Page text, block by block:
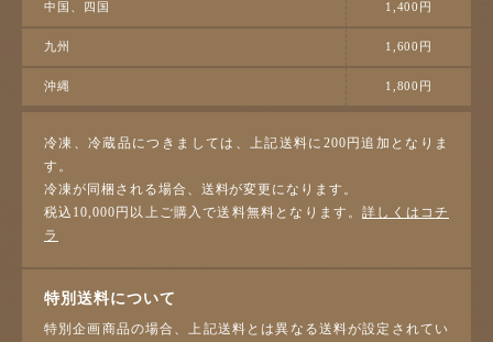
中国、四国 1,400円
九州 1,600円
沖縄 1,800円
冷凍、冷蔵品につきましては、上記送料に200円追加となりま
す。
冷凍が同梱される場合、送料が変更になります。
税込10,000円以上ご購入で送料無料となります。詳しくはコチ
ラ
特別送料について
特別企画商品の場合、上記送料とは異なる送料が設定されてい